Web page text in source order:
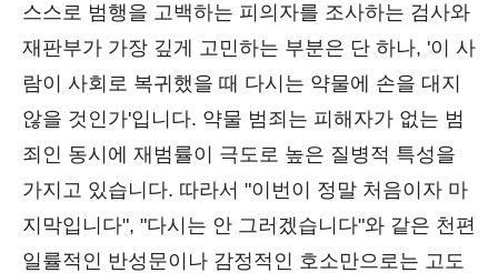
스스로 범행을 고백하는 피의자를 조사하는 검사와
재판부가 가장 깊게 고민하는 부분은 단 하나, '이 사
람이 사회로 복귀했을 때 다시는 약물에 손을 대지
않을 것인가'입니다. 약물 범죄는 피해자가 없는 범
죄인 동시에 재범률이 극도로 높은 질병적 특성을
가지고 있습니다. 따라서 "이번이 정말 처음이자 마
지막입니다", "다시는 안 그러겠습니다"와 같은 천편
일률적인 반성문이나 감정적인 호소만으로는 고도